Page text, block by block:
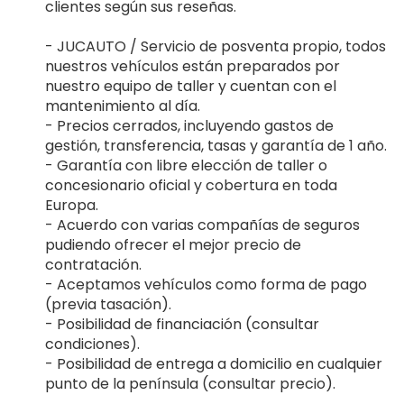
clientes según sus reseñas.
- JUCAUTO / Servicio de posventa propio, todos
nuestros vehículos están preparados por
nuestro equipo de taller y cuentan con el
mantenimiento al día.
- Precios cerrados, incluyendo gastos de
gestión, transferencia, tasas y garantía de 1 año.
- Garantía con libre elección de taller o
concesionario oficial y cobertura en toda
Europa.
- Acuerdo con varias compañías de seguros
pudiendo ofrecer el mejor precio de
contratación.
- Aceptamos vehículos como forma de pago
(previa tasación).
- Posibilidad de financiación (consultar
condiciones).
- Posibilidad de entrega a domicilio en cualquier
punto de la península (consultar precio).